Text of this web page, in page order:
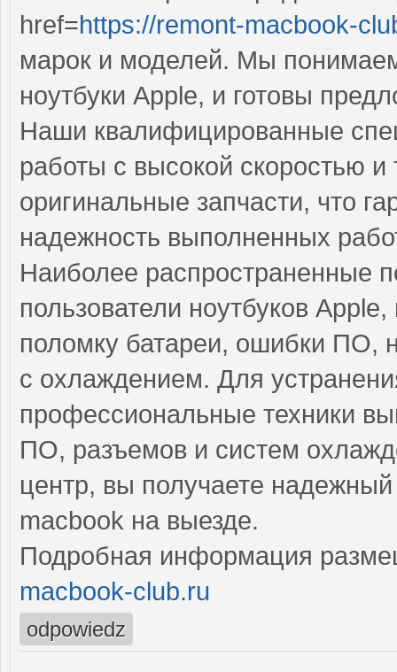
href=https://remont-macbook-
марок и моделей. Мы
ноутбуки Apple, и готовы
Наши квалифицированные
работы с высокой скоростью и
оригинальные запчасти, что
надежность выполненных
Наиболее распространенные
пользователи ноутбуков
поломку батареи, ошибки ПО,
с охлаждением. Для
профессиональные техники
ПО, разъемов и систем
центр, вы получаете
macbook на выезде.
Подробная информация
macbook-club.ru
odpowiedz